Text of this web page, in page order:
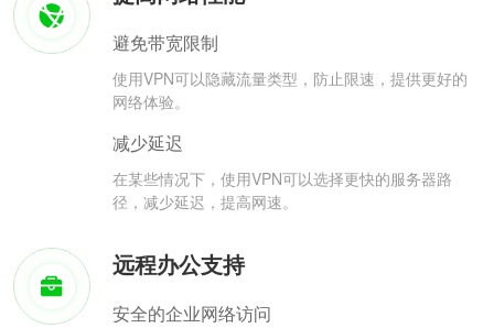
避免带宽限制
使用VPN可以隐藏流量类型，防止限速，提供更好的
网络体验。
减少延迟
在某些情况下，使用VPN可以选择更快的服务器路
径，减少延迟，提高网速。
远程办公支持
安全的企业网络访问